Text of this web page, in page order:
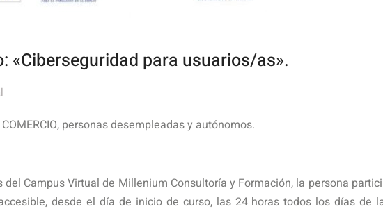
«Ciberseguridad para usuarios/as».
personas desempleadas y autónomos.
Campus Virtual de Millenium Consultoría y Formación, la persona
desde el día de inicio de curso, las 24 horas todos los días de